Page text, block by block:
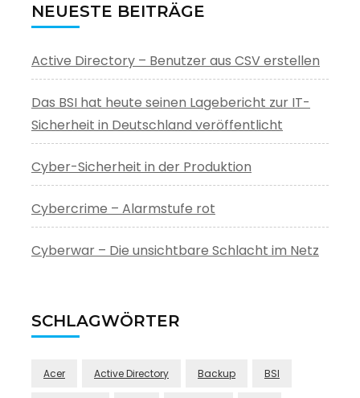
NEUESTE BEITRÄGE
Active Directory – Benutzer aus CSV erstellen
Das BSI hat heute seinen Lagebericht zur IT-
Sicherheit in Deutschland veröffentlicht
Cyber-Sicherheit in der Produktion
Cybercrime – Alarmstufe rot
Cyberwar – Die unsichtbare Schlacht im Netz
SCHLAGWÖRTER
Acer Active Directory Backup BSI